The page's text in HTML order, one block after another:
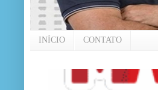
INÍCIO CONTATO